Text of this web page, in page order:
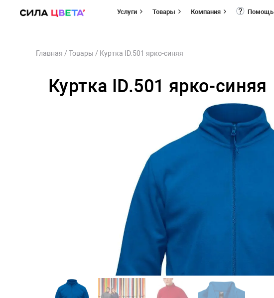
Услуги Товары Компания Помощь
Главная / Товары / Куртка ID.501 ярко-синяя
Куртка ID.501 ярко-синяя